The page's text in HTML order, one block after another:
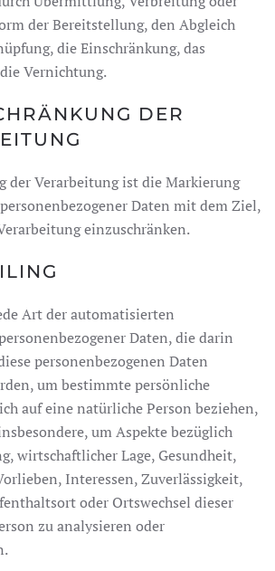
der Bereitstellung, den Abgleich
die Einschränkung, das
Vernichtung.
DER
der Verarbeitung ist die Markierung
Daten mit dem Ziel,
einzuschränken.
Art der automatisierten
Daten, die darin
personenbezogenen Daten
um bestimmte persönliche
auf eine natürliche Person beziehen,
um Aspekte bezüglich
wirtschaftlicher Lage, Gesundheit,
Interessen, Zuverlässigkeit,
oder Ortswechsel dieser
zu analysieren oder